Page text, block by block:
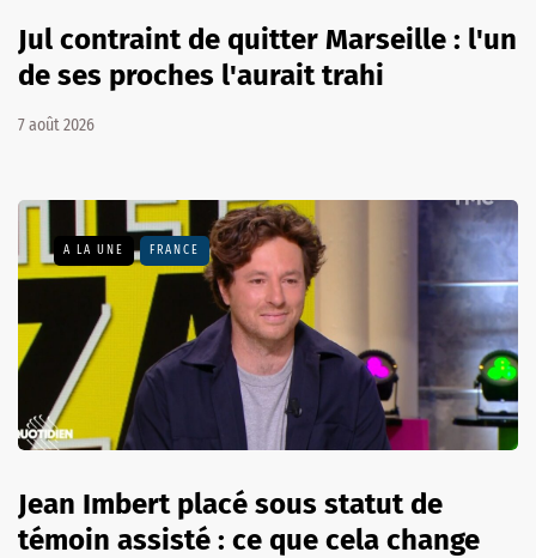
Jul contraint de quitter Marseille : l'un
de ses proches l'aurait trahi
7 août 2026
A LA UNE FRANCE
Jean Imbert placé sous statut de
témoin assisté : ce que cela change